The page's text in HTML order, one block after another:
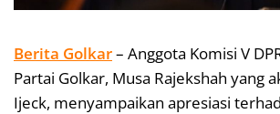
Berita Golkar– Anggota Komisi V
Partai Golkar, Musa Rajekshah yang
Ijeck, menyampaikan apresiasi